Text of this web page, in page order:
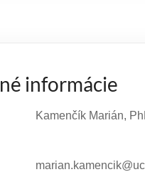
informácie
Kamenčík Marián,